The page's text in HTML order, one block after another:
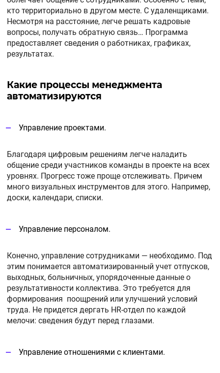
кто территориально в другом месте. С удаленщиками.
Несмотря на расстояние, легче решать кадровые
вопросы, получать обратную связь… Программа
предоставляет сведения о работниках, графиках,
результатах.
Какие процессы менеджмента
автоматизируются
Управление проектами.
Благодаря цифровым решениям легче наладить
общение среди участников команды в проекте на всех
уровнях. Прогресс тоже проще отслеживать. Причем
много визуальных инструментов для этого. Например,
доски, календари, списки.
Управление персоналом.
Конечно, управление сотрудниками — необходимо. Под
этим понимается автоматизированный учет отпусков,
выходных, больничных, упорядоченные данные о
результативности коллектива. Это требуется для
формирования поощрений или улучшений условий
труда. Не придется дергать HR-отдел по каждой
мелочи: сведения будут перед глазами.
Управление отношениями с клиентами.